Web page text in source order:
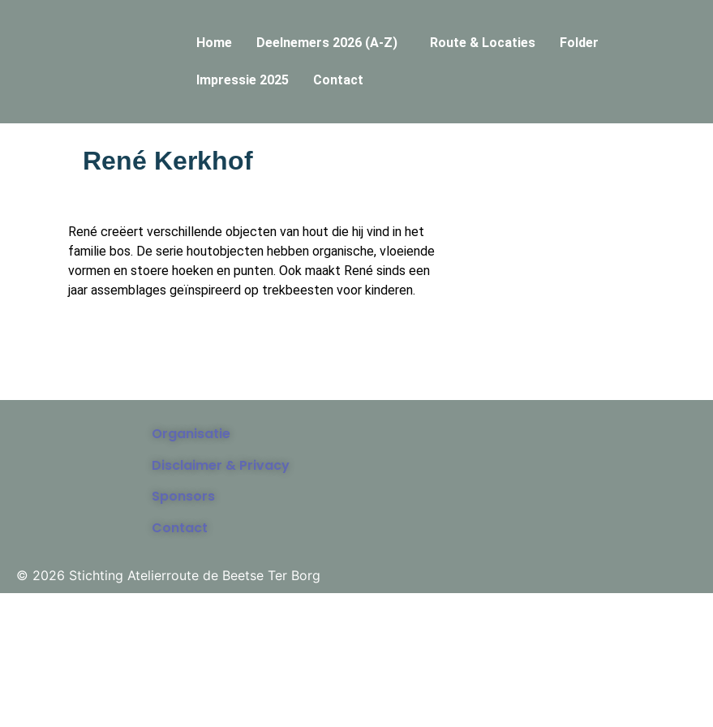
Home Deelnemers 2026 (A-Z) Route & Locaties Folder
Impressie 2025 Contact
René Kerkhof
René creëert verschillende objecten van hout die hij vind in het
familie bos. De serie houtobjecten hebben organische, vloeiende
vormen en stoere hoeken en punten. Ook maakt René sinds een
jaar assemblages geïnspireerd op trekbeesten voor kinderen.
© 2026 Stichting Atelierroute de Beetse Ter Borg
Organisatie
Disclaimer & Privacy
Sponsors
Contact